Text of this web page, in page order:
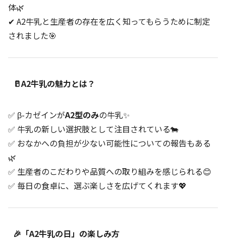
体🌿
✔ A2牛乳と生産者の存在を広く知ってもらうために制定
されました🎯
🥛A2牛乳の魅力とは？
✅ β-カゼインがA2型のみの牛乳✨
✅ 牛乳の新しい選択肢として注目されている🐄
✅ おなかへの負担が少ない可能性についての報告もある
🌿
✅ 生産者のこだわりや品質への取り組みを感じられる😊
✅ 毎日の食卓に、選ぶ楽しさを広げてくれます💖
🎉「A2牛乳の日」の楽しみ方